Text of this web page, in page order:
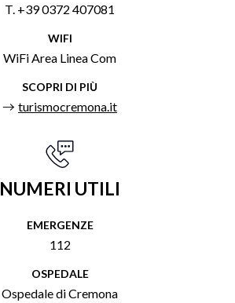
T. +39 0372 407081
WIFI
WiFi Area Linea Com
SCOPRI DI PIÙ
turismocremona.it
NUMERI UTILI
EMERGENZE
112
OSPEDALE
Ospedale di Cremona